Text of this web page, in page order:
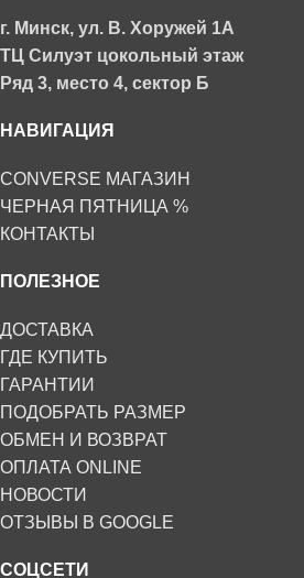
г. Минск, ул. В. Хоружей 1А
ТЦ Силуэт цокольный этаж
Ряд 3, место 4, сектор Б
НАВИГАЦИЯ
CONVERSE МАГАЗИН
ЧЕРНАЯ ПЯТНИЦА %
КОНТАКТЫ
ПОЛЕЗНОЕ
ДОСТАВКА
ГДЕ КУПИТЬ
ГАРАНТИИ
ПОДОБРАТЬ РАЗМЕР
ОБМЕН И ВОЗВРАТ
ОПЛАТА ONLINE
НОВОСТИ
ОТЗЫВЫ В GOOGLE
СОЦСЕТИ